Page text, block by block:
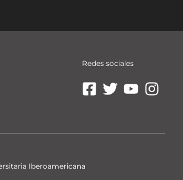
Redes sociales
Ibero Ibero Ibero Ibero
Iberoamericana